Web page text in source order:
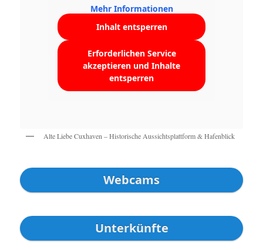
Mehr Informationen
Inhalt entsperren
Erforderlichen Service
akzeptieren und Inhalte
entsperren
Alte Liebe Cuxhaven – Historische Aussichtsplattform & Hafenblick
Webcams
Unterkünfte